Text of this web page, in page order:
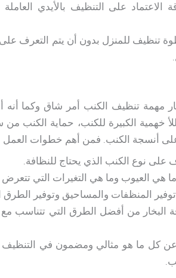
على التنظيف بالأيدي
تنظيف للمنزل بدون أن يتم التعرف على
مهمة تنظيف الكنب أمر شاق وكما
خهمية الكبيرة للكنب، حماية الكنب
أنسجة الكنب. فمن أهم خطوات العمل
نوع الكنب الذي يحتاج للنظافة.
هي العيوب وما هي التغيرات التي تتعرض
المنظفات والمساحيق وتوفير الطرق
من أفضل الطرق التي تتناسب مع
كل ما هو مثالي ومضمون في التنظيف